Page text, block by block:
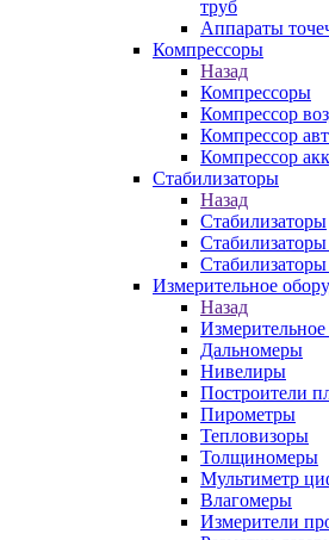
труб
Аппараты
Компрессоры
Назад
Компрессоры
Компрессор
Компрессор
Компрессор
Стабилизаторы
Назад
Стабилизаторы
Измерительное
Назад
Дальномеры
Нивелиры
Построители
Пирометры
Тепловизоры
Толщиномеры
Мультиметр
Влагомеры
Измерители